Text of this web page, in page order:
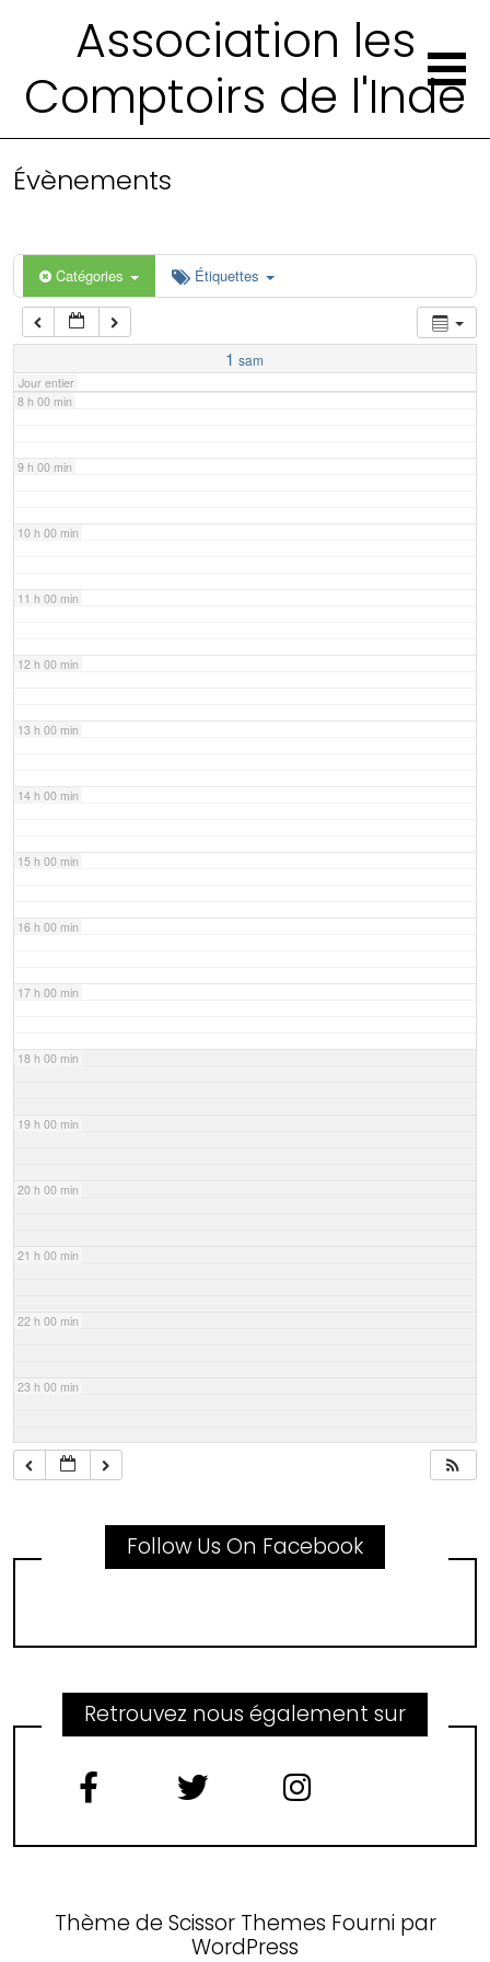
Association les
Comptoirs de l'Inde
Évènements
Catégories Étiquettes
1 sam
Jour entier
4 h 00 min
6 h 00 min
7 h 00 min
8 h 00 min
9 h 00 min
10 h 00 min
11 h 00 min
12 h 00 min
13 h 00 min
14 h 00 min
15 h 00 min
16 h 00 min
17 h 00 min
18 h 00 min
19 h 00 min
20 h 00 min
21 h 00 min
22 h 00 min
23 h 00 min
Follow Us On Facebook
Retrouvez nous également sur
Thème de Scissor Themes Fourni par
WordPress